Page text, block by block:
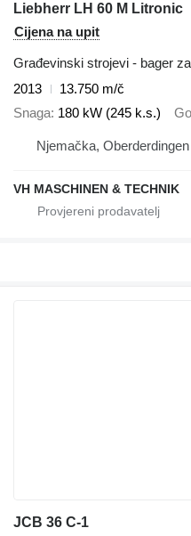
Liebherr LH 60 M Litronic
Cijena na upit
Građevinski strojevi - bager
2013
13.750 m/č
Snaga 180 kW (245 k.s.)
Njemačka, Oberderdingen
VH MASCHINEN & TECHNIK
JCB 36 C-1